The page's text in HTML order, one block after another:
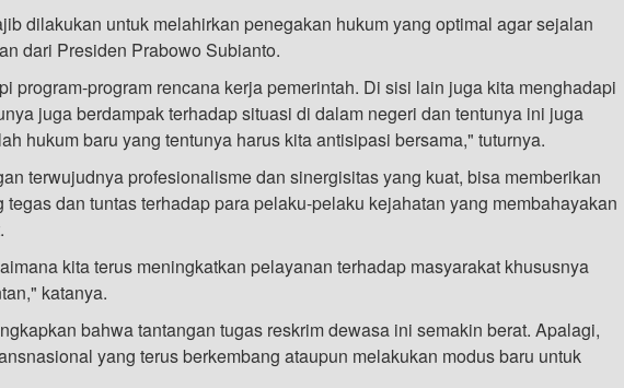
dilakukan untuk melahirkan penegakan hukum yang optimal agar sejalan
dari Presiden Prabowo Subianto.
program-program rencana kerja pemerintah. Di sisi lain juga kita menghadapi
juga berdampak terhadap situasi di dalam negeri dan tentunya ini juga
hukum baru yang tentunya harus kita antisipasi bersama," tuturnya.
terwujudnya profesionalisme dan sinergisitas yang kuat, bisa memberikan
tegas dan tuntas terhadap para pelaku-pelaku kejahatan yang membahayakan
kita terus meningkatkan pelayanan terhadap masyarakat khususnya
katanya.
bahwa tantangan tugas reskrim dewasa ini semakin berat. Apalagi,
yang terus berkembang ataupun melakukan modus baru untuk